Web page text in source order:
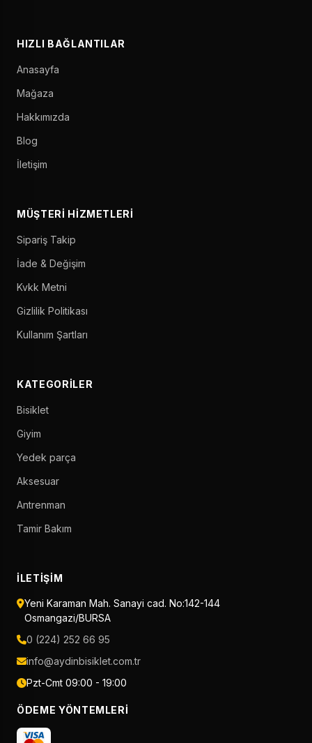
HIZLI BAĞLANTILAR
Anasayfa
Mağaza
Hakkımızda
Blog
İletişim
MÜŞTERI HIZMETLERI
Sipariş Takip
İade & Değişim
Kvkk Metni
Gizlilik Politikası
Kullanım Şartları
KATEGORILER
Bisiklet
Giyim
Yedek parça
Aksesuar
Antrenman
Tamir Bakım
İLETIŞIM
Yeni Karaman Mah. Sanayi cad. No:142-144
Osmangazi/BURSA
0 (224) 252 66 95
info@aydinbisiklet.com.tr
Pzt-Cmt 09:00 - 19:00
ÖDEME YÖNTEMLERI